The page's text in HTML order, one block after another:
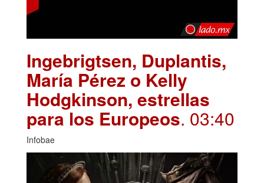
Ingebrigtsen, Duplantis,
María Pérez o Kelly
Hodgkinson, estrellas
para los Europeos. 03:40
Infobae